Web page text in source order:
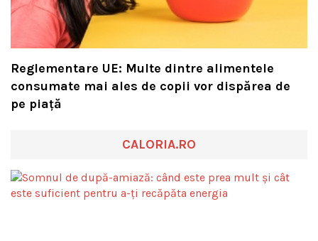
Reglementare UE: Multe dintre alimentele
consumate mai ales de copii vor dispărea de
pe piață
CALORIA.RO